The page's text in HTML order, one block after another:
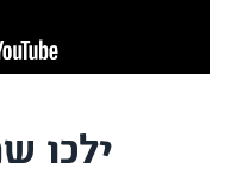
ילכו